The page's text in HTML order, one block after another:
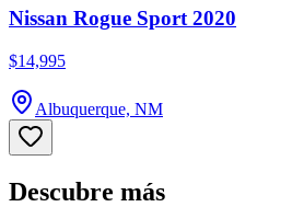
Nissan Rogue Sport 2020
$14,995
Albuquerque, NM
Descubre más